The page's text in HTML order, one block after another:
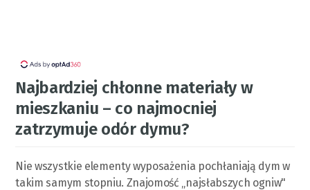
Najbardziej chłonne materiały w
mieszkaniu – co najmocniej
zatrzymuje odór dymu?
Nie wszystkie elementy wyposażenia pochłaniają dym w
takim samym stopniu. Znajomość „najsłabszych ogniw"